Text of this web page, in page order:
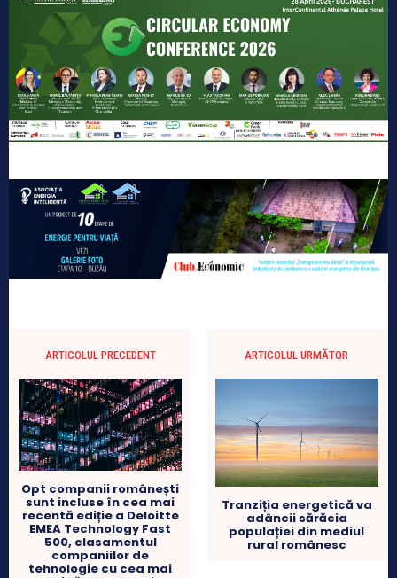
ARTICOLUL PRECEDENT
Opt companii românești
sunt incluse în cea mai
recentă ediție a Deloitte
EMEA Technology Fast
500, clasamentul
companiilor de
tehnologie cu cea mai
ARTICOLUL URMĂTOR
Tranziția energetică va
adâncii sărăcia
populației din mediul
rural românesc